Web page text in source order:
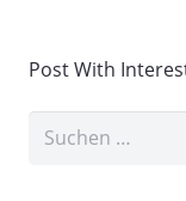
Post With
Suchen